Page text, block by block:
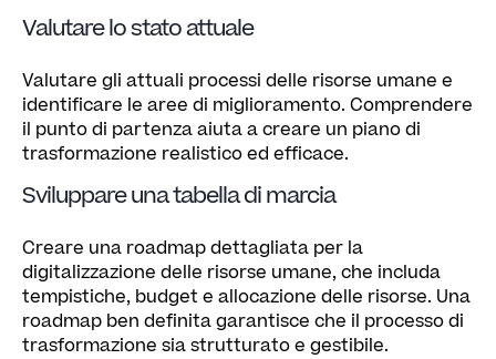
Valutare lo stato attuale
Valutare gli attuali processi delle risorse umane e
identificare le aree di miglioramento. Comprendere
il punto di partenza aiuta a creare un piano di
trasformazione realistico ed efficace.
Sviluppare una tabella di marcia
Creare una roadmap dettagliata per la
digitalizzazione delle risorse umane, che includa
tempistiche, budget e allocazione delle risorse. Una
roadmap ben definita garantisce che il processo di
trasformazione sia strutturato e gestibile.